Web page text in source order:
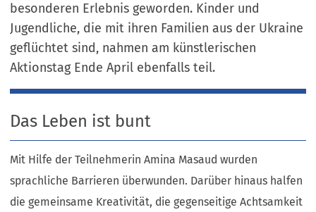
besonderen Erlebnis geworden. Kinder und
Jugendliche, die mit ihren Familien aus der Ukraine
geflüchtet sind, nahmen am künstlerischen
Aktionstag Ende April ebenfalls teil.
Das Leben ist bunt
Mit Hilfe der Teilnehmerin Amina Masaud wurden
sprachliche Barrieren überwunden. Darüber hinaus halfen
die gemeinsame Kreativität, die gegenseitige Achtsamkeit